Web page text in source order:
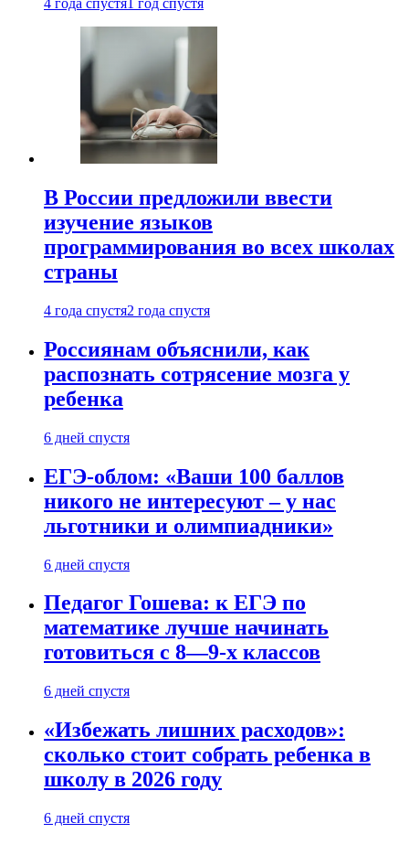
4 года спустя 1 год спустя
В России предложили ввести
изучение языков
программирования во всех школах
страны
4 года спустя2 года спустя
Россиянам объяснили, как
распознать сотрясение мозга у
ребенка
6 дней спустя
ЕГЭ-облом: «Ваши 100 баллов
никого не интересуют – у нас
льготники и олимпиадники»
6 дней спустя
Педагог Гошева: к ЕГЭ по
математике лучше начинать
готовиться с 8—9-х классов
6 дней спустя
«Избежать лишних расходов»:
сколько стоит собрать ребенка в
школу в 2026 году
6 дней спустя